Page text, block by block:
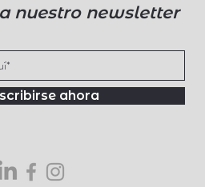
nuestro newsletter
ahora